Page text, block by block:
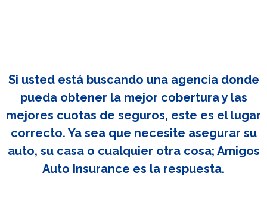
Si usted está buscando una agencia donde
pueda obtener la mejor cobertura y las
mejores cuotas de seguros, este es el lugar
correcto. Ya sea que necesite asegurar su
auto, su casa o cualquier otra cosa; Amigos
Auto Insurance es la respuesta.